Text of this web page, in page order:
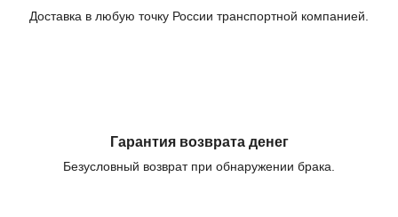
Доставка в любую точку России транспортной компанией.
Гарантия возврата денег
Безусловный возврат при обнаружении брака.